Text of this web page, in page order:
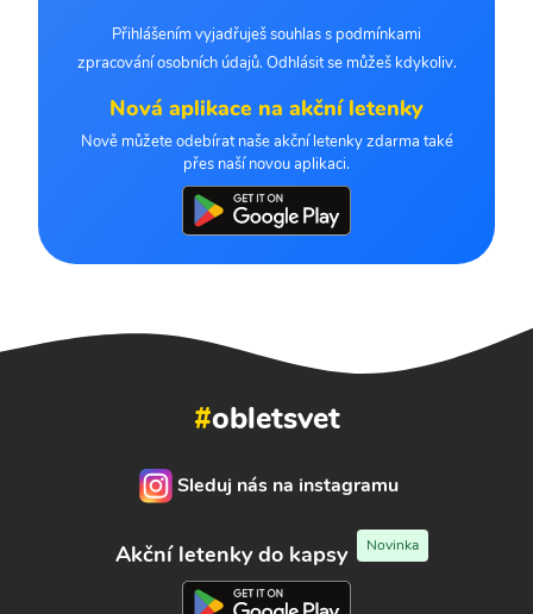
Přihlášením vyjadřuješ souhlas s podmínkami
zpracování osobních údajů. Odhlásit se můžeš kdykoliv.
Nová aplikace na akční letenky
Nově můžete odebírat naše akční letenky zdarma také
přes naší novou aplikaci.
#obletsvet
Sleduj nás na instagramu
Akční letenky do kapsy Novinka